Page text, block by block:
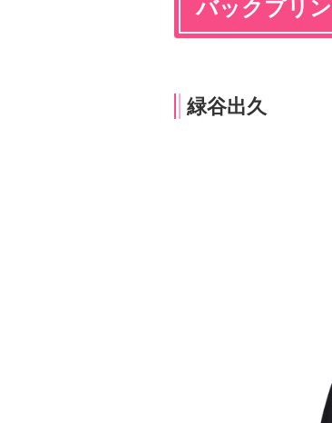
バックプリ
緑谷出久